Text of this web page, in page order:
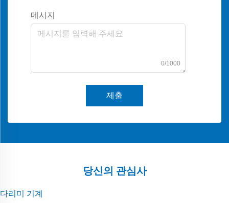
메시지
0/1000
제출
당신의 관심사
다리미 기계